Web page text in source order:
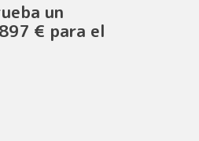
un
€ para el